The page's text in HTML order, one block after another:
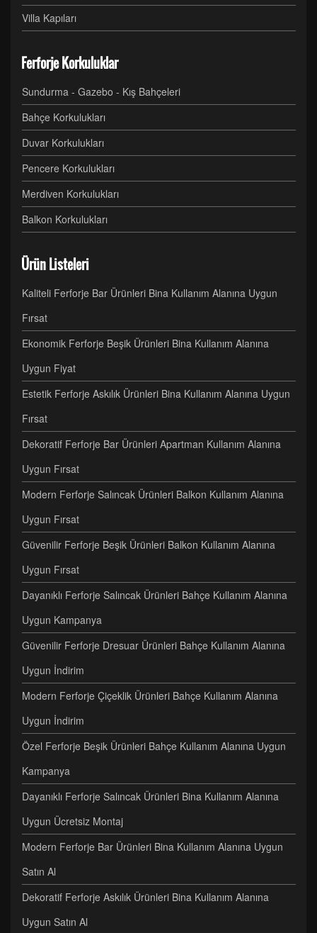
Villa Kapıları
Ferforje Korkuluklar
Sundurma - Gazebo - Kış Bahçeleri
Bahçe Korkulukları
Duvar Korkulukları
Pencere Korkulukları
Merdiven Korkulukları
Balkon Korkulukları
Ürün Listeleri
Kaliteli Ferforje Bar Ürünleri Bina Kullanım Alanına Uygun
Fırsat
Ekonomik Ferforje Beşik Ürünleri Bina Kullanım Alanına
Uygun Fiyat
Estetik Ferforje Askılık Ürünleri Bina Kullanım Alanına Uygun
Fırsat
Dekoratif Ferforje Bar Ürünleri Apartman Kullanım Alanına
Uygun Fırsat
Modern Ferforje Salıncak Ürünleri Balkon Kullanım Alanına
Uygun Fırsat
Güvenilir Ferforje Beşik Ürünleri Balkon Kullanım Alanına
Uygun Fırsat
Dayanıklı Ferforje Salıncak Ürünleri Bahçe Kullanım Alanına
Uygun Kampanya
Güvenilir Ferforje Dresuar Ürünleri Bahçe Kullanım Alanına
Uygun İndirim
Modern Ferforje Çiçeklik Ürünleri Bahçe Kullanım Alanına
Uygun İndirim
Özel Ferforje Beşik Ürünleri Bahçe Kullanım Alanına Uygun
Kampanya
Dayanıklı Ferforje Salıncak Ürünleri Bina Kullanım Alanına
Uygun Ücretsiz Montaj
Modern Ferforje Bar Ürünleri Bina Kullanım Alanına Uygun
Satın Al
Dekoratif Ferforje Askılık Ürünleri Bina Kullanım Alanına
Uygun Satın Al